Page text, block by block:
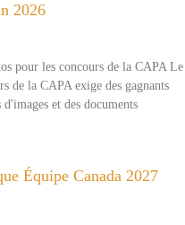
2026
pour les concours de la CAPA Le
de la CAPA exige des gagnants
et des documents
Équipe Canada 2027